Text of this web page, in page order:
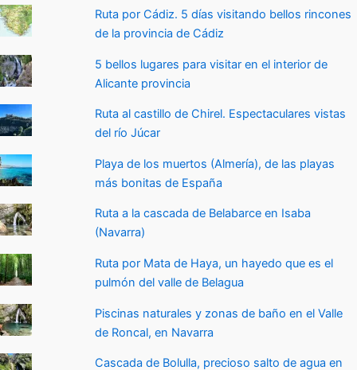
Ruta por Cádiz. 5 días visitando bellos rincones
de la provincia de Cádiz
5 bellos lugares para visitar en el interior de
Alicante provincia
Ruta al castillo de Chirel. Espectaculares vistas
del río Júcar
Playa de los muertos (Almería), de las playas
más bonitas de España
Ruta a la cascada de Belabarce en Isaba
(Navarra)
Ruta por Mata de Haya, un hayedo que es el
pulmón del valle de Belagua
Piscinas naturales y zonas de baño en el Valle
de Roncal, en Navarra
Cascada de Bolulla, precioso salto de agua en